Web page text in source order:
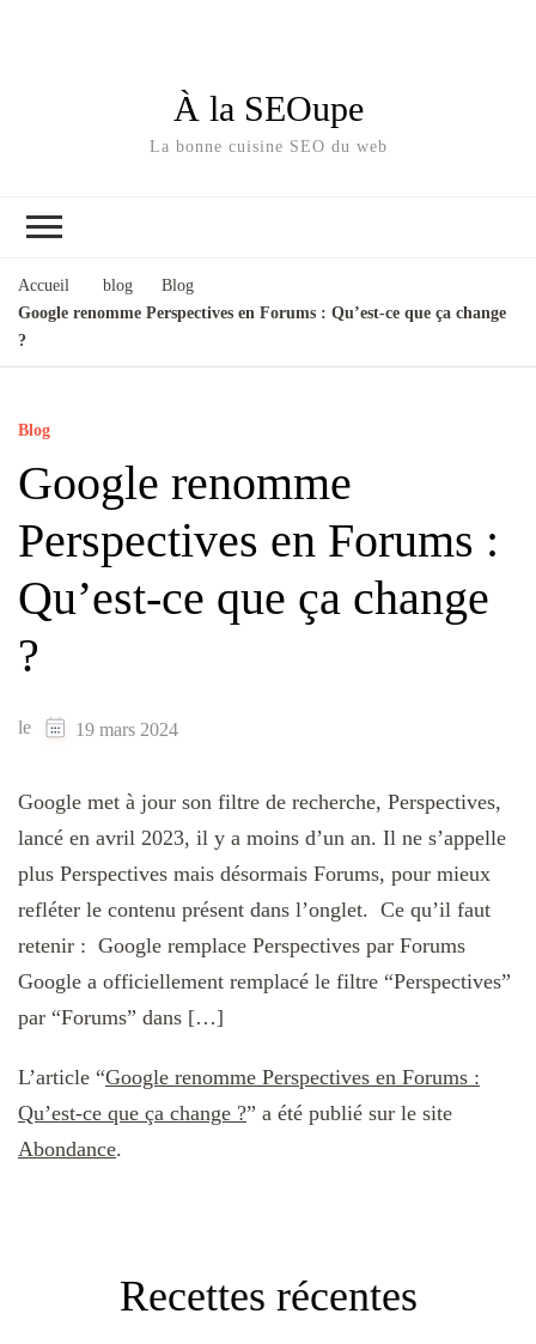
À la SEOupe
La bonne cuisine SEO du web
Accueil blog
Blog
Google renomme Perspectives en Forums : Qu’est-ce que ça change
?
Blog
Google renomme
Perspectives en Forums :
Qu’est-ce que ça change
?
le 19 mars 2024
Google met à jour son filtre de recherche, Perspectives,
lancé en avril 2023, il y a moins d’un an. Il ne s’appelle
plus Perspectives mais désormais Forums, pour mieux
refléter le contenu présent dans l’onglet. Ce qu’il faut
retenir : Google remplace Perspectives par Forums
Google a officiellement remplacé le filtre “Perspectives”
par “Forums” dans […]
L’article “Google renomme Perspectives en Forums :
Qu’est-ce que ça change ?” a été publié sur le site
Abondance.
Recettes récentes